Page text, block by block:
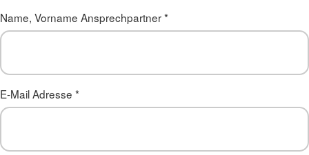
Name, Vorname Ansprechpartner*
E-Mail Adresse *